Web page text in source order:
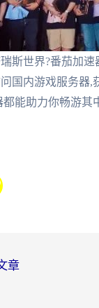
斯世界?番茄加
国内游戏服务器,
都能助力你畅游其
章